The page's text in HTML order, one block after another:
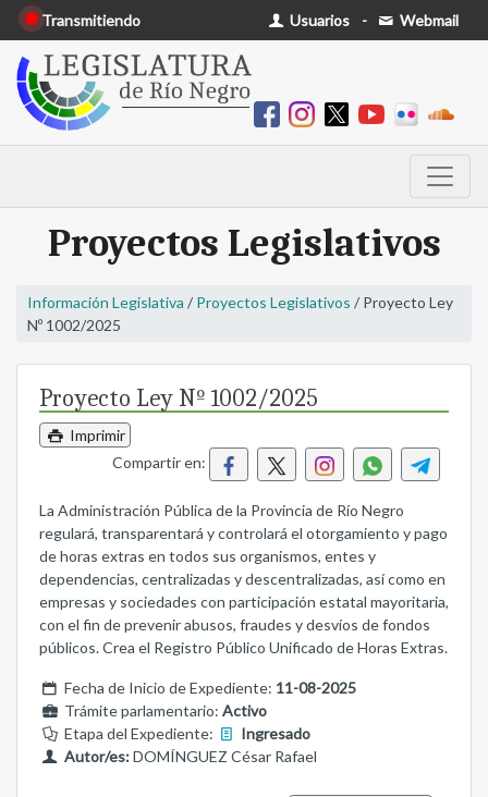
Transmitiendo Usuarios - Webmail
Proyectos Legislativos
Información Legislativa / Proyectos Legislativos / Proyecto Ley
Nº 1002/2025
Proyecto Ley Nº 1002/2025
Imprimir
Compartir en:
La Administración Pública de la Provincia de Río Negro
regulará, transparentará y controlará el otorgamiento y pago
de horas extras en todos sus organismos, entes y
dependencias, centralizadas y descentralizadas, así como en
empresas y sociedades con participación estatal mayoritaria,
con el fin de prevenir abusos, fraudes y desvíos de fondos
públicos. Crea el Registro Público Unificado de Horas Extras.
Fecha de Inicio de Expediente: 11-08-2025
Trámite parlamentario: Activo
Etapa del Expediente:
Ingresado
Autor/es:DOMÍNGUEZ César Rafael